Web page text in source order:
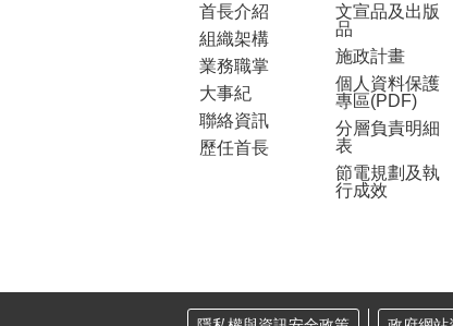
首長介紹
組織架構
業務職掌
大事紀
聯絡資訊
歷任首長
文宣品及出版
品
施政計畫
個人資料保護
專區(PDF)
分層負責明細
表
節電規劃及執
行成效